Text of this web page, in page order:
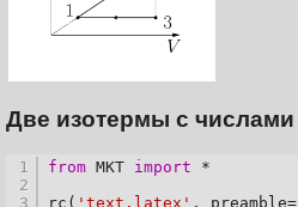
Две изотермы с числами
1
2
3
from MKT import *
rc( 'text.latex' , preamble=